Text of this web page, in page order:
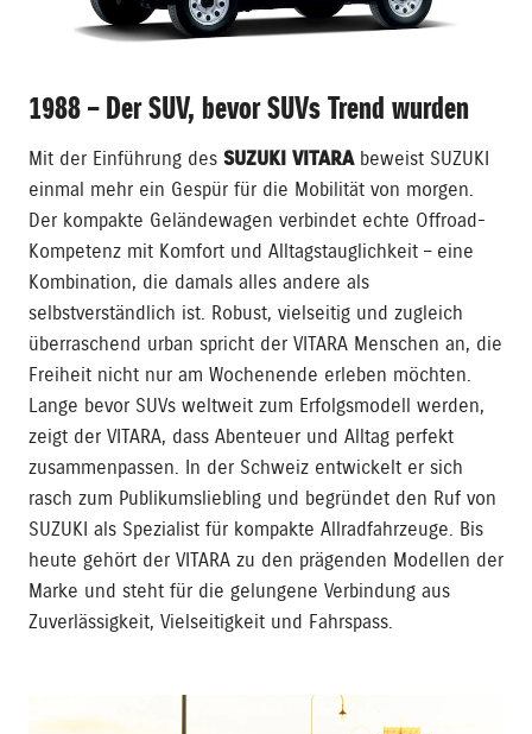
1988 – Der SUV, bevor SUVs Trend wurden
Mit der Einführung des SUZUKI VITARAbeweist SUZUKI
einmal mehr ein Gespür für die Mobilität von morgen.
Der kompakte Geländewagen verbindet echte Offroad-
Kompetenz mit Komfort und Alltagstauglichkeit – eine
Kombination, die damals alles andere als
selbstverständlich ist. Robust, vielseitig und zugleich
überraschend urban spricht der VITARA Menschen an, die
Freiheit nicht nur am Wochenende erleben möchten.
Lange bevor SUVs weltweit zum Erfolgsmodell werden,
zeigt der VITARA, dass Abenteuer und Alltag perfekt
zusammenpassen. In der Schweiz entwickelt er sich
rasch zum Publikumsliebling und begründet den Ruf von
SUZUKI als Spezialist für kompakte Allradfahrzeuge. Bis
heute gehört der VITARA zu den prägenden Modellen der
Marke und steht für die gelungene Verbindung aus
Zuverlässigkeit, Vielseitigkeit und Fahrspass.